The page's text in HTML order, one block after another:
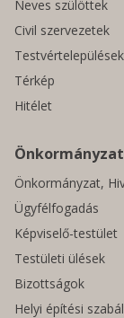
Neves szülöttek
Civil szervezetek
Testvértelepülések
Térkép
Hitélet
Önkormányzat
Önkormányzat,
Ügyfélfogadás
Képviselő-testület
Testületi ülések
Bizottságok
Helyi építési